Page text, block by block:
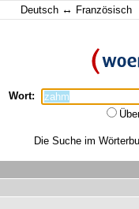
Deutsch ↔ Französisch
Wort:
Die Suche im